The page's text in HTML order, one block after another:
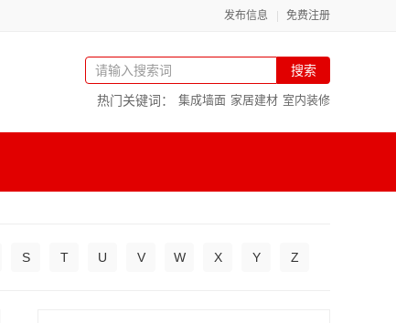
发布信息 免费注册
搜索
热门关键词： 集成墙面 家居建材 室内装修
S T U V W X Y Z